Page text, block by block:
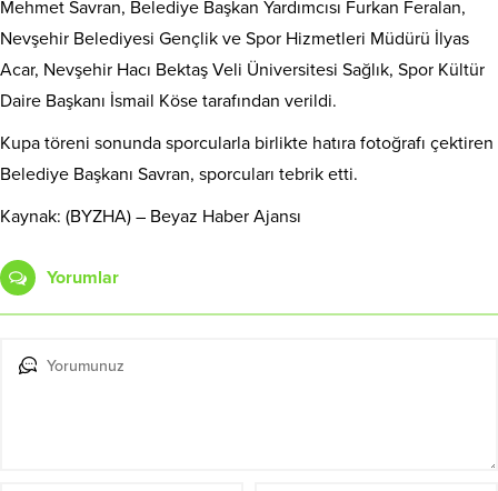
Mehmet Savran, Belediye Başkan Yardımcısı Furkan Feralan,
Nevşehir Belediyesi Gençlik ve Spor Hizmetleri Müdürü İlyas
Acar, Nevşehir Hacı Bektaş Veli Üniversitesi Sağlık, Spor Kültür
Daire Başkanı İsmail Köse tarafından verildi.
Kupa töreni sonunda sporcularla birlikte hatıra fotoğrafı çektiren
Belediye Başkanı Savran, sporcuları tebrik etti.
Kaynak: (BYZHA) – Beyaz Haber Ajansı
Yorumlar